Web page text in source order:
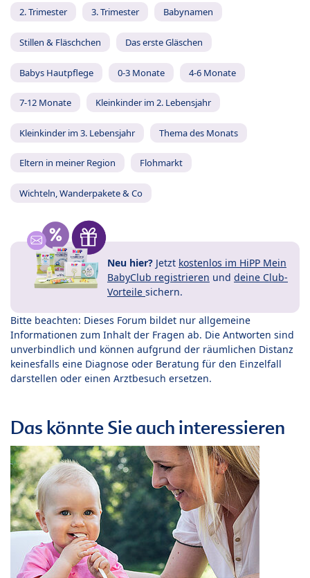
2. Trimester 3. Trimester Babynamen
Stillen & Fläschchen Das erste Gläschen
Babys Hautpflege 0-3 Monate 4-6 Monate
7-12 Monate Kleinkinder im 2. Lebensjahr
Kleinkinder im 3. Lebensjahr Thema des Monats
Eltern in meiner Region Flohmarkt
Wichteln, Wanderpakete & Co
Neu hier? Jetzt kostenlos im HiPP Mein
BabyClub registrieren und deine Club-
Vorteile sichern.
Bitte beachten: Dieses Forum bildet nur allgemeine
Informationen zum Inhalt der Fragen ab. Die Antworten sind
unverbindlich und können aufgrund der räumlichen Distanz
keinesfalls eine Diagnose oder Beratung für den Einzelfall
darstellen oder einen Arztbesuch ersetzen.
Das könnte Sie auch interessieren